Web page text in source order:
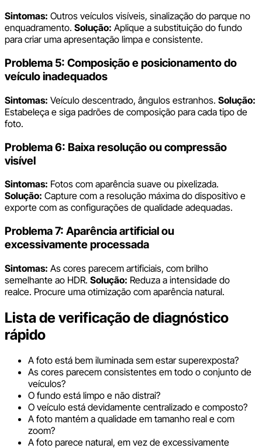
Sintomas: Outros veículos visíveis, sinalização do parque no
enquadramento. Solução: Aplique a substituição do fundo
para criar uma apresentação limpa e consistente.
Problema 5: Composição e posicionamento do
veículo inadequados
Sintomas: Veículo descentrado, ângulos estranhos. Solução:
Estabeleça e siga padrões de composição para cada tipo de
foto.
Problema 6: Baixa resolução ou compressão
visível
Sintomas: Fotos com aparência suave ou pixelizada.
Solução: Capture com a resolução máxima do dispositivo e
exporte com as configurações de qualidade adequadas.
Problema 7: Aparência artificial ou
excessivamente processada
Sintomas: As cores parecem artificiais, com brilho
semelhante ao HDR. Solução: Reduza a intensidade do
realce. Procure uma otimização com aparência natural.
Lista de verificação de diagnóstico
rápido
A foto está bem iluminada sem estar superexposta?
As cores parecem consistentes em todo o conjunto de
veículos?
O fundo está limpo e não distrai?
O veículo está devidamente centralizado e composto?
A foto mantém a qualidade em tamanho real e com
zoom?
A foto parece natural, em vez de excessivamente